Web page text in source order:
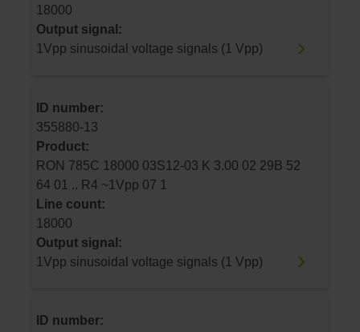
18000
Output signal:
1Vpp sinusoidal voltage signals (1 Vpp)
ID number:
355880-13
Product:
RON 785C 18000 03S12-03 K 3.00 02 29B 52
64 01 .. R4 ~1Vpp 07 1
Line count:
18000
Output signal:
1Vpp sinusoidal voltage signals (1 Vpp)
ID number: